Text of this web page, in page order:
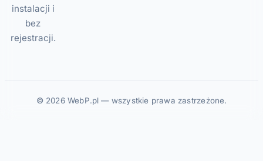
instalacji i
bez
rejestracji.
© 2026 WebP.pl — wszystkie prawa zastrzeżone.